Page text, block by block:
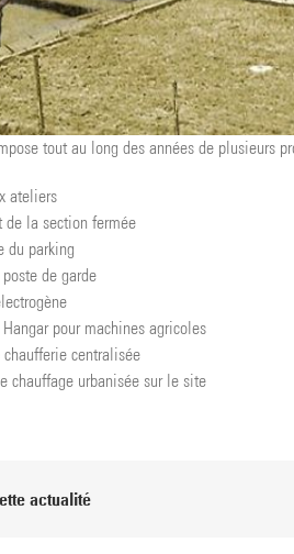
tout au long des années de plusieurs
ateliers
de la section fermée
du parking
de garde
Hangar pour machines agricoles
chaufferie centralisée
chauffage urbanisée sur le site
actualité